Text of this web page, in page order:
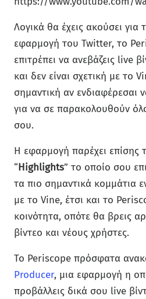
Λογικά θα έχεις ακούσει για
εφαρμογή του Twitter, το
επιτρέπει να ανεβάζεις live
και δεν είναι σχετική με το
σημαντική αν ενδιαφέρεσαι
για να σε παρακολουθούν
σου.
Η εφαρμογή παρέχει επίσης
“Highlights” το οποίο σου
τα πιο σημαντικά κομμάτια
με το Vine, έτσι και το
κοινότητα, οπότε θα βρεις
βίντεο και νέους χρήστες.
Το Periscope πρόσφατα
Producer, μια εφαρμογή η
προβάλλεις δικά σου live